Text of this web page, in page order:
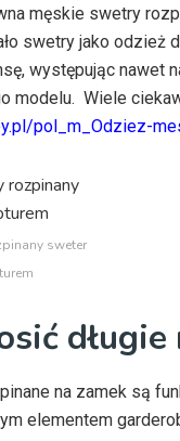
męskie swetry
swetry jako odzież
występując
modelu. Wiele
pol_m_Odziez-
sweter
na zamek są
elementem